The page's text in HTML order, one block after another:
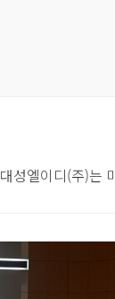
대성엘이디(주)는